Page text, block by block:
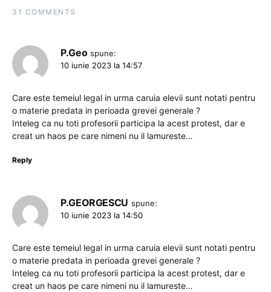
31 COMMENTS
P.Geo spune:
10 iunie 2023 la 14:57
Care este temeiul legal in urma caruia elevii sunt notati pentru
o materie predata in perioada grevei generale ?
Inteleg ca nu toti profesorii participa la acest protest, dar e
creat un haos pe care nimeni nu il lamureste…
Reply
P.GEORGESCU spune:
10 iunie 2023 la 14:50
Care este temeiul legal in urma caruia elevii sunt notati pentru
o materie predata in perioada grevei generale ?
Inteleg ca nu toti profesorii participa la acest protest, dar e
creat un haos pe care nimeni nu il lamureste…